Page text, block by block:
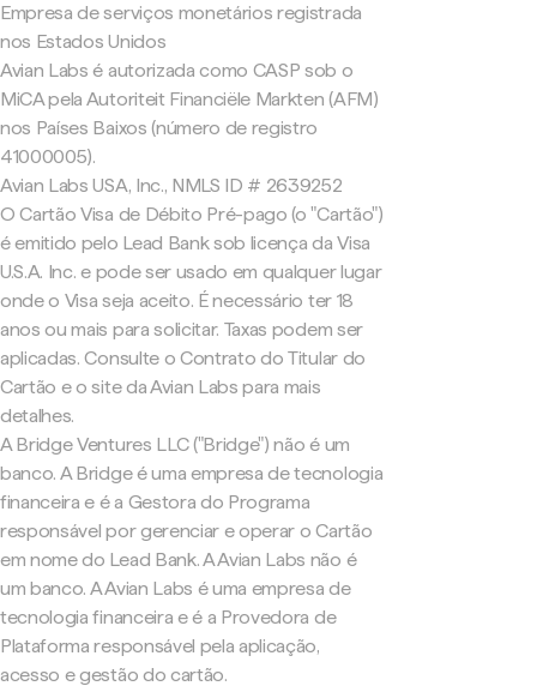
Empresa de serviços monetários registrada
nos Estados Unidos
Avian Labs é autorizada como CASP sob o
MiCA pela Autoriteit Financiële Markten (AFM)
nos Países Baixos (número de registro
41000005).
Avian Labs USA, Inc., NMLS ID # 2639252
O Cartão Visa de Débito Pré-pago (o "Cartão")
é emitido pelo Lead Bank sob licença da Visa
U.S.A. Inc. e pode ser usado em qualquer lugar
onde o Visa seja aceito. É necessário ter 18
anos ou mais para solicitar. Taxas podem ser
aplicadas. Consulte o Contrato do Titular do
Cartão e o site da Avian Labs para mais
detalhes.
A Bridge Ventures LLC ("Bridge") não é um
banco. A Bridge é uma empresa de tecnologia
financeira e é a Gestora do Programa
responsável por gerenciar e operar o Cartão
em nome do Lead Bank. A Avian Labs não é
um banco. A Avian Labs é uma empresa de
tecnologia financeira e é a Provedora de
Plataforma responsável pela aplicação,
acesso e gestão do cartão.